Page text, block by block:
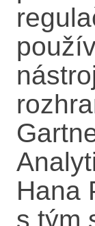
Hana
s tým